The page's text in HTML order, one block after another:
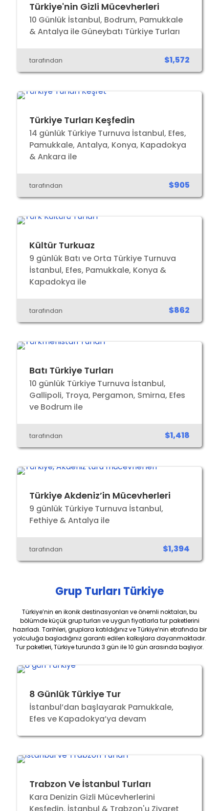
Türkiye'nin Gizli Mücevherleri
10 Günlük İstanbul, Bodrum, Pamukkale
& Antalya ile Güneybatı Türkiye Turları
tarafından $1,572
Türkiye Turları Keşfedin
14 günlük Türkiye Turnuva İstanbul, Efes,
Pamukkale, Antalya, Konya, Kapadokya
& Ankara ile
tarafından $905
Kültür Turkuaz
9 günlük Batı ve Orta Türkiye Turnuva
İstanbul, Efes, Pamukkale, Konya &
Kapadokya ile
tarafından $862
Batı Türkiye Turları
10 günlük Türkiye Turnuva İstanbul,
Gallipoli, Troya, Pergamon, Smirna, Efes
ve Bodrum ile
tarafından $1,418
Türkiye Akdeniz’in Mücevherleri
9 günlük Türkiye Turnuva İstanbul,
Fethiye & Antalya ile
tarafından $1,394
Grup Turları Türkiye
Türkiye’nin en ikonik destinasyonları ve önemli noktaları, bu
bölümde küçük grup turları ve uygun fiyatlarla tur paketlerini
hazırladı. Tarihleri, gruplara katıldığınız ve Türkiye’nin etrafında bir
yolculuğa başladığınız garanti edilen kalkışlara dayanmaktadır.
Tur paketleri, Türkiye turunda 3 gün ile 10 gün arasında başlıyor.
8 Günlük Türkiye Tur
İstanbul’dan başlayarak Pamukkale,
Efes ve Kapadokya’ya devam
Trabzon Ve İstanbul Turları
Kara Denizin Gizli Mücevherlerini